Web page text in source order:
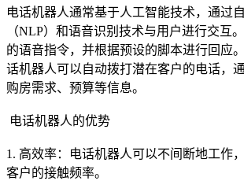
电话机器人通常基于人工智能技术，通过
（NLP）和语音识别技术与用户进行交互
的语音指令，并根据预设的脚本进行回应
话机器人可以自动拨打潜在客户的电话，
购房需求、预算等信息。
电话机器人的优势
1. 高效率：电话机器人可以不间断地工作
客户的接触频率。